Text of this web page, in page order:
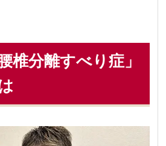
椎分離すべり症」